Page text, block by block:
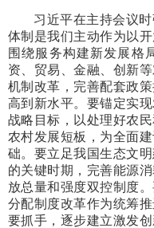
习近平在主持会议
体制是我们主动作为以
围绕服务构建新发展格
资、贸易、金融、创新
机制改革，完善配套政
高到新水平。要锚定实
战略目标，以处理好农
农村发展短板，为全面
础。要立足我国生态文
的关键时期，完善能源
放总量和强度双控制度
分配制度改革作为统筹
要抓手，逐步建立激发